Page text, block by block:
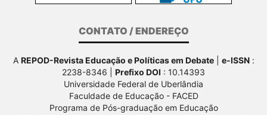
CONTATO / ENDEREÇO
A REPOD-Revista Educação e Políticas em Debate| e-ISSN:
2238-8346 | Prefixo DOI : 10.14393
Universidade Federal de Uberlândia
Faculdade de Educação - FACED
Programa de Pós-graduação em Educação